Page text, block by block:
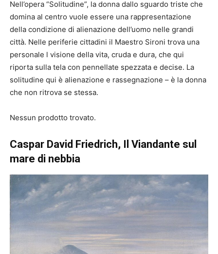
Nell’opera “Solitudine”, la donna dallo sguardo triste che
domina al centro vuole essere una rappresentazione
della condizione di alienazione dell’uomo nelle grandi
città. Nelle periferie cittadini il Maestro Sironi trova una
personale l visione della vita, cruda e dura, che qui
riporta sulla tela con pennellate spezzata e decise. La
solitudine qui è alienazione e rassegnazione – è la donna
che non ritrova se stessa.
Nessun prodotto trovato.
Caspar David Friedrich, Il Viandante sul
mare di nebbia